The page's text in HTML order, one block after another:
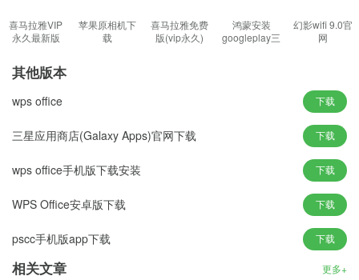
1、可自己手动在这里设计图像，用户能够对图层进行恣意的仿制、
2、支撑包含PSD,EPS,DCS,TIF,JEPG,BMP,PCX,FLM,PDF,PICT,GI
F,PNG,IFF,FPX,RAW和SCT等多种图画的图画格局
3、整合了其Adobe专有的图像引擎，运用Photoshop能够将某种格
局的图画另存为别的格局,以到达特别的需要
4、单个增强的翻转调板，能够独自对某一挑选规模进行调整，也能
够对某一种选定色彩进行调整
特色：
喜马拉雅VIP
永久最新版
苹果原相机下
载
喜马拉雅免费
版(vip永久)
鸿蒙安装
googleplay三
幻影wifi 9.0官
网
其他版本
wps office 下载
三星应用商店(Galaxy Apps)官网下载 下载
wps office手机版下载安装 下载
WPS Office安卓版下载 下载
pscc手机版app下载 下载
相关文章 更多+